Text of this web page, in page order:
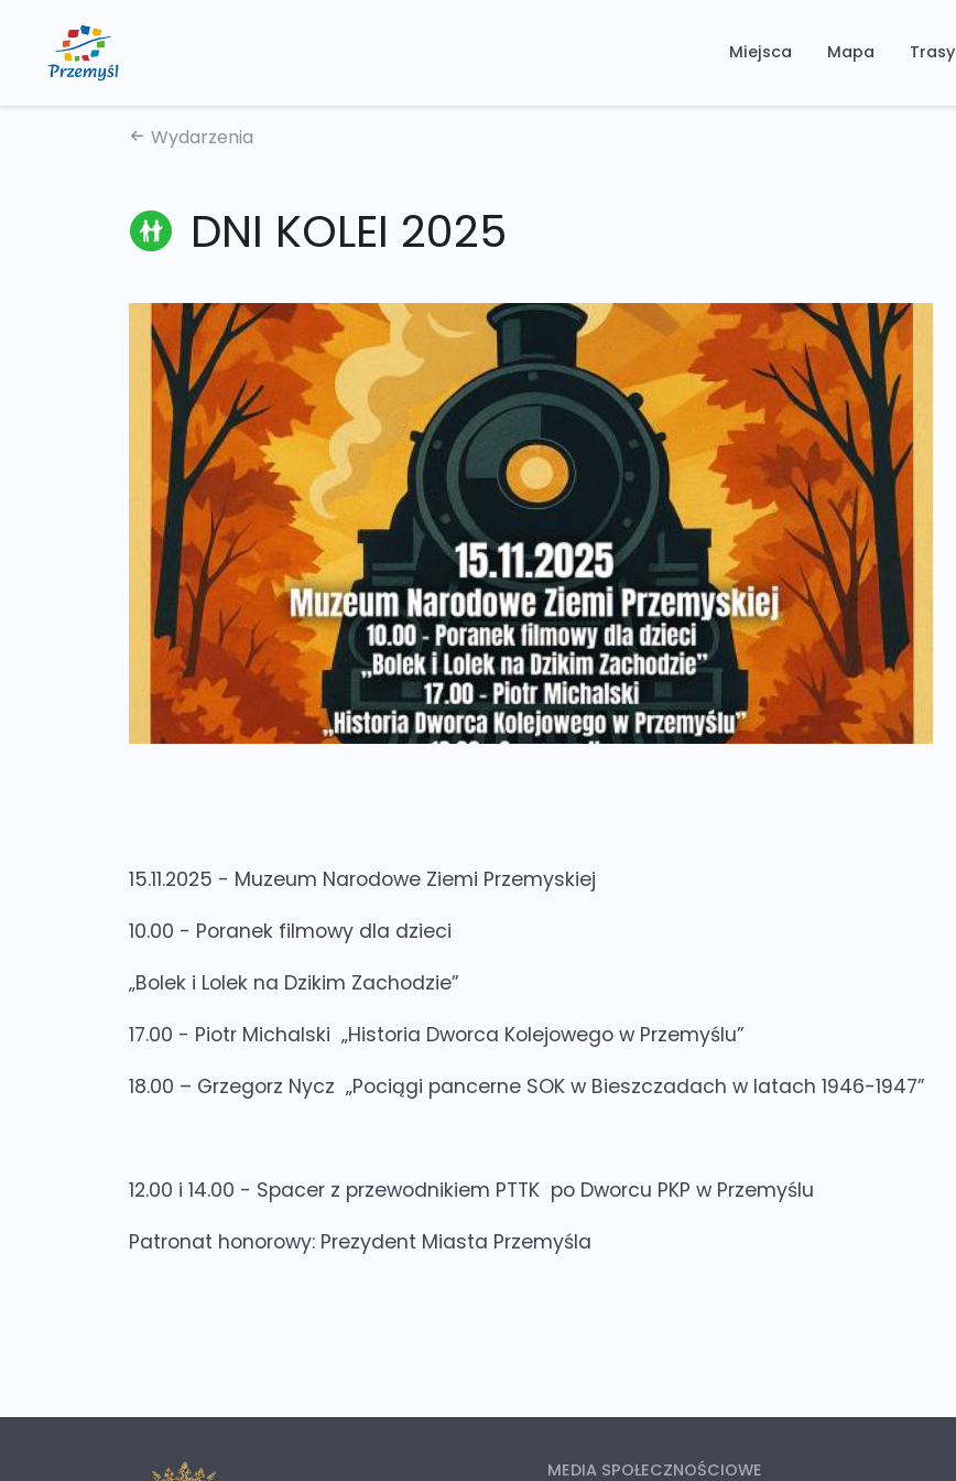
Miejsca Mapa Trasy
Wydarzenia
DNI KOLEI 2025
15.11.2025 - Muzeum Narodowe Ziemi Przemyskiej
10.00 - Poranek filmowy dla dzieci
„Bolek i Lolek na Dzikim Zachodzie”
17.00 - Piotr Michalski „Historia Dworca Kolejowego w Przemyślu”
18.00 – Grzegorz Nycz „Pociągi pancerne SOK w Bieszczadach w latach 1946-1947”
12.00 i 14.00 - Spacer z przewodnikiem PTTK po Dworcu PKP w Przemyślu
Patronat honorowy: Prezydent Miasta Przemyśla
MEDIA SPOŁECZNOŚCIOWE